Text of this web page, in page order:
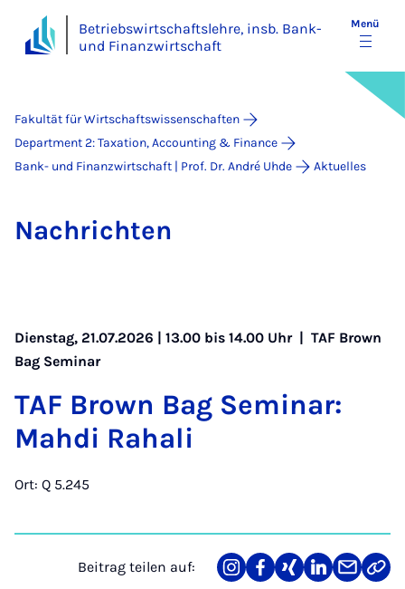
Betriebswirtschaftslehre, insb. Bank-
und Finanzwirtschaft
Menü
Fakultät für Wirtschaftswissenschaften
Department 2: Taxation, Accounting & Finance
Bank- und Finanzwirtschaft | Prof. Dr. André Uhde
Aktuelles
Nach­rich­ten
Dienstag, 21.07.2026 | 13.00 bis 14.00 Uhr | TAF Brown
Bag Seminar
TAF Brown Bag Se­mi­nar:
Mah­di Ra­ha­li
Ort: Q 5.245
Beitrag teilen auf:
TeilenTeilenTeilenTeilenTeilenLink